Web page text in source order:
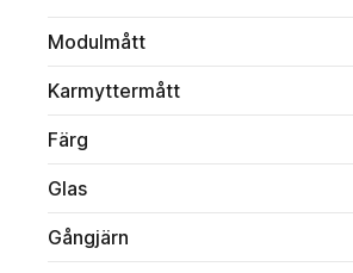
Modulmått
Karmyttermått
Färg
Glas
Gångjärn